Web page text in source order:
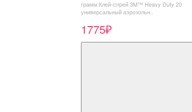
грамм.Клей-спрей 3M™ Heavy Duty 20
универсальный аэрозольн..
1775₽